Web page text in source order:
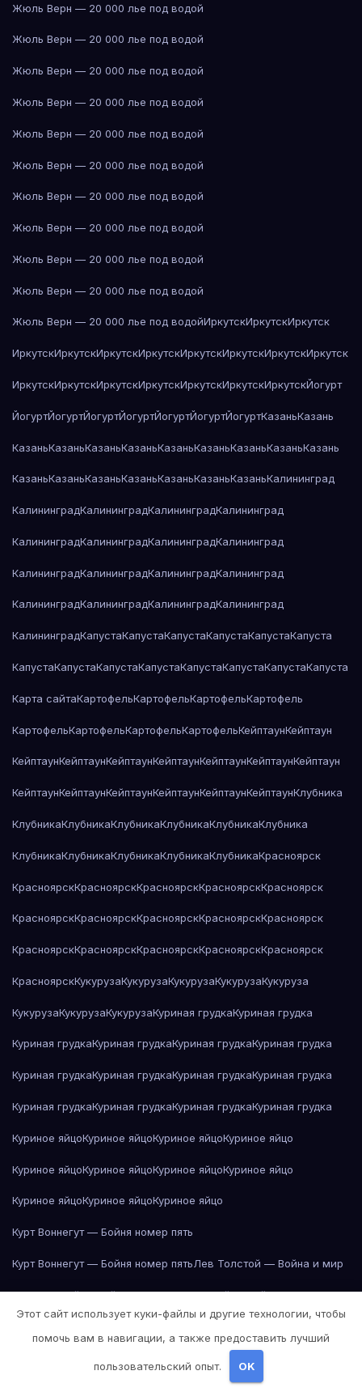
Жюль Верн — 20 000 лье под водой
Жюль Верн — 20 000 лье под водой
Жюль Верн — 20 000 лье под водой
Жюль Верн — 20 000 лье под водой
Жюль Верн — 20 000 лье под водой
Жюль Верн — 20 000 лье под водой
Жюль Верн — 20 000 лье под водой
Жюль Верн — 20 000 лье под водой
Жюль Верн — 20 000 лье под водой
Жюль Верн — 20 000 лье под водой
Жюль Верн — 20 000 лье под водойИркутскИркутскИркутск
ИркутскИркутскИркутскИркутскИркутскИркутскИркутскИркутск
ИркутскИркутскИркутскИркутскИркутскИркутскИркутскЙогурт
ЙогуртЙогуртЙогуртЙогуртЙогуртЙогуртЙогуртКазаньКазань
КазаньКазаньКазаньКазаньКазаньКазаньКазаньКазаньКазань
КазаньКазаньКазаньКазаньКазаньКазаньКазаньКалининград
КалининградКалининградКалининградКалининград
КалининградКалининградКалининградКалининград
КалининградКалининградКалининградКалининград
КалининградКалининградКалининградКалининград
КалининградКапустаКапустаКапустаКапустаКапустаКапуста
КапустаКапустаКапустаКапустаКапустаКапустаКапустаКапуста
Карта сайтаКартофельКартофельКартофельКартофель
КартофельКартофельКартофельКартофельКейптаунКейптаун
КейптаунКейптаунКейптаунКейптаунКейптаунКейптаунКейптаун
КейптаунКейптаунКейптаунКейптаунКейптаунКейптаунКлубника
КлубникаКлубникаКлубникаКлубникаКлубникаКлубника
КлубникаКлубникаКлубникаКлубникаКлубникаКрасноярск
КрасноярскКрасноярскКрасноярскКрасноярскКрасноярск
КрасноярскКрасноярскКрасноярскКрасноярскКрасноярск
КрасноярскКрасноярскКрасноярскКрасноярскКрасноярск
КрасноярскКукурузаКукурузаКукурузаКукурузаКукуруза
КукурузаКукурузаКукурузаКуриная грудкаКуриная грудка
Куриная грудкаКуриная грудкаКуриная грудкаКуриная грудка
Куриная грудкаКуриная грудкаКуриная грудкаКуриная грудка
Куриная грудкаКуриная грудкаКуриная грудкаКуриная грудка
Куриное яйцоКуриное яйцоКуриное яйцоКуриное яйцо
Куриное яйцоКуриное яйцоКуриное яйцоКуриное яйцо
Куриное яйцоКуриное яйцоКуриное яйцо
Курт Воннегут — Бойня номер пять
Курт Воннегут — Бойня номер пятьЛев Толстой — Война и мир
Лев Толстой — Война и мирЛев Толстой — Война и мир
Этот сайт использует куки-файлы и другие технологии, чтобы
помочь вам в навигации, а также предоставить лучший
пользовательский опыт. OK